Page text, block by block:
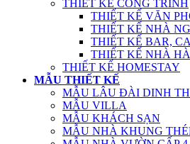
THIẾT KẾ CÔNG TRÌNH
THIẾT KẾ VĂN
THIẾT KẾ NHÀ
THIẾT KẾ BAR,
THIẾT KẾ NHÀ
THIẾT KẾ HOMESTAY
MẪU THIẾT KẾ
MẪU LÂU ĐÀI DINH
MẪU VILLA
MẪU KHÁCH SẠN
MẪU NHÀ KHUNG